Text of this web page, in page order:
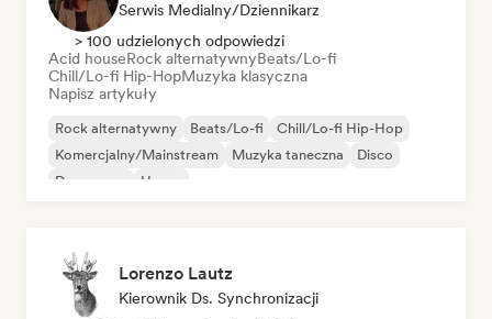
Serwis Medialny/Dziennikarz
> 100 udzielonych odpowiedzi
Acid houseRock alternatywnyBeats/Lo-fi
Chill/Lo-fi Hip-HopMuzyka klasyczna
Napisz artykuły
Rock alternatywny Beats/Lo-fi
Chill/Lo-fi Hip-Hop
Komercjalny/Mainstream
Muzyka taneczna
Disco
Dream pop
House
Lorenzo Lautz
Kierownik Ds. Synchronizacji